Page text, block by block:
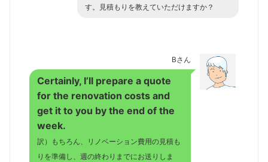
す。見積もりを教えていただけますか？
Bさん
Certainly, I’ll prepare a quote
for the renovation costs and
get it to you by the end of the
week.
訳）もちろん、リノベーション費用の見積も
りを準備し、週の終わりまでにお送りしま